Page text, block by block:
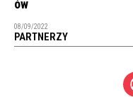
ów
08/09/2022
PARTNERZY